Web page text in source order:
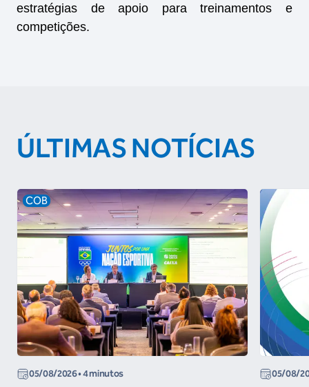
estratégias de apoio para treinamentos e
competições.
ÚLTIMAS NOTÍCIAS
COB
05/08/2026• 4 minutos 05/08/